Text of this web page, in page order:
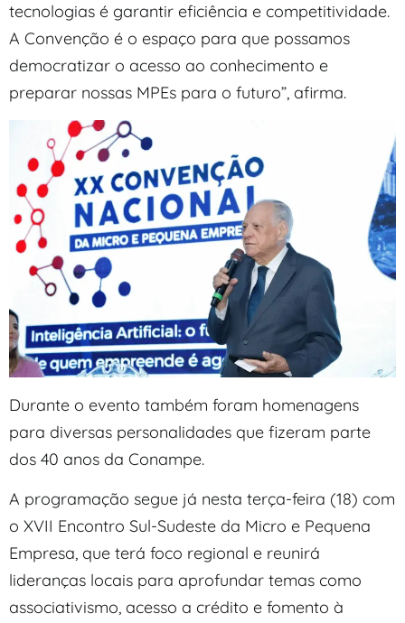
tecnologias é garantir eficiência e competitividade.
A Convenção é o espaço para que possamos
democratizar o acesso ao conhecimento e
preparar nossas MPEs para o futuro”, afirma.
Durante o evento também foram homenagens
para diversas personalidades que fizeram parte
dos 40 anos da Conampe.
A programação segue já nesta terça-feira (18) com
o XVII Encontro Sul-Sudeste da Micro e Pequena
Empresa, que terá foco regional e reunirá
lideranças locais para aprofundar temas como
associativismo, acesso a crédito e fomento à